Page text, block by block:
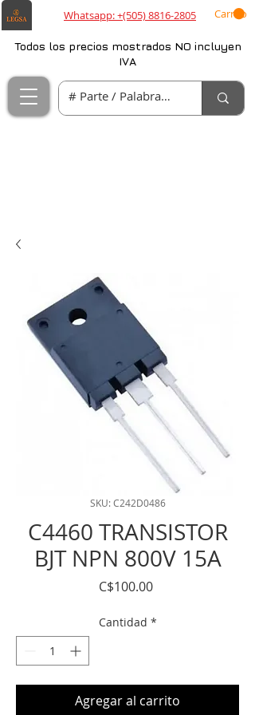
Whatsapp: +(505) 8816-2805 Carrito
Todos los precios mostrados NO incluyen
IVA
SKU: C242D0486
C4460 TRANSISTOR
BJT NPN 800V 15A
C$100.00Precio
Cantidad *
Agregar al carrito